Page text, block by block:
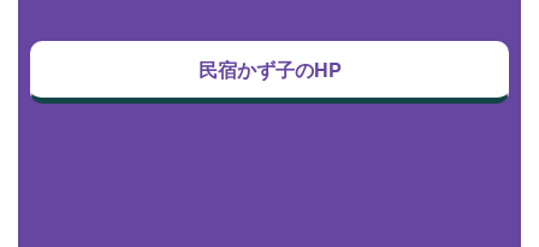
民宿かず子のHP